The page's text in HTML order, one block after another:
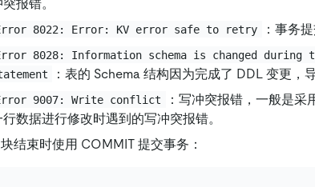
报错。
8022: Error: KV error safe to retry ：事务
8028: Information schema is changed during
：表的 Schema 结构因为完成了 DDL 变更，
9007: Write conflict
：写冲突报错，一般是
行数据进行修改时遇到的写冲突报错。
结束时使用 COMMIT 提交事务：